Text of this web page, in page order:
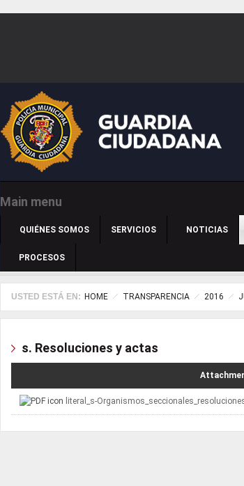
Main menu
QUIÉNES SOMOS SERVICIOS NOTICIAS
PROCESOS
USTED ESTÁ EN: HOME TRANSPARENCIA 2016
s. Resoluciones y actas
literal_s-